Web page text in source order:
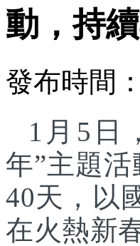
動，持
發布時間
1月5日
年”主題
40天，以
在火熱新